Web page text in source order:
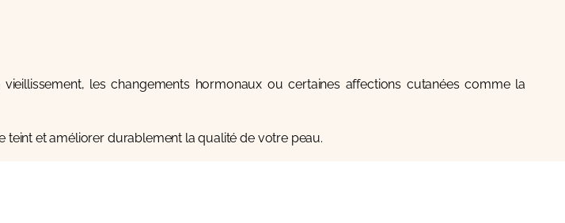
les changements hormonaux ou certaines affections cutanées comme la
et améliorer durablement la qualité de votre peau.